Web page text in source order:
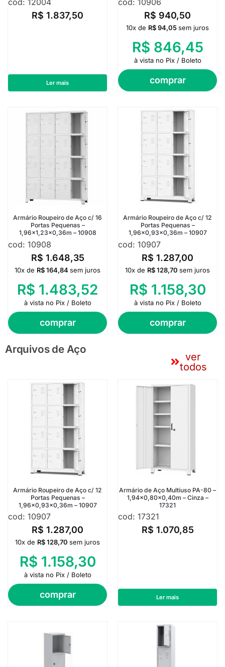
R$ 1.837,50
Ler mais
R$ 940,50
comprar
10x de R$94,05sem juros
R$ 846,45
à vista no Pix / Boleto
Armário Roupeiro de Aço c/ 16
Portas Pequenas –
1,96×1,23×0,36m – 10908
cod: 10908
R$ 1.648,35
comprar
10x de R$164,84 sem juros
R$ 1.483,52
à vista no Pix / Boleto
Armário Roupeiro de Aço c/ 12
Portas Pequenas –
1,96×0,93×0,36m – 10907
cod: 10907
R$ 1.287,00
comprar
10x de R$128,70 sem juros
R$ 1.158,30
à vista no Pix / Boleto
Arquivos de Aço
ver
todos
Armário Roupeiro de Aço c/ 12
Portas Pequenas –
1,96×0,93×0,36m – 10907
cod: 10907
R$ 1.287,00
comprar
10x de R$128,70 sem juros
R$ 1.158,30
à vista no Pix / Boleto
Armário de Aço Multiuso PA-80 –
1,94×0,80×0,40m – Cinza –
17321
cod: 17321
R$ 1.070,85
Ler mais